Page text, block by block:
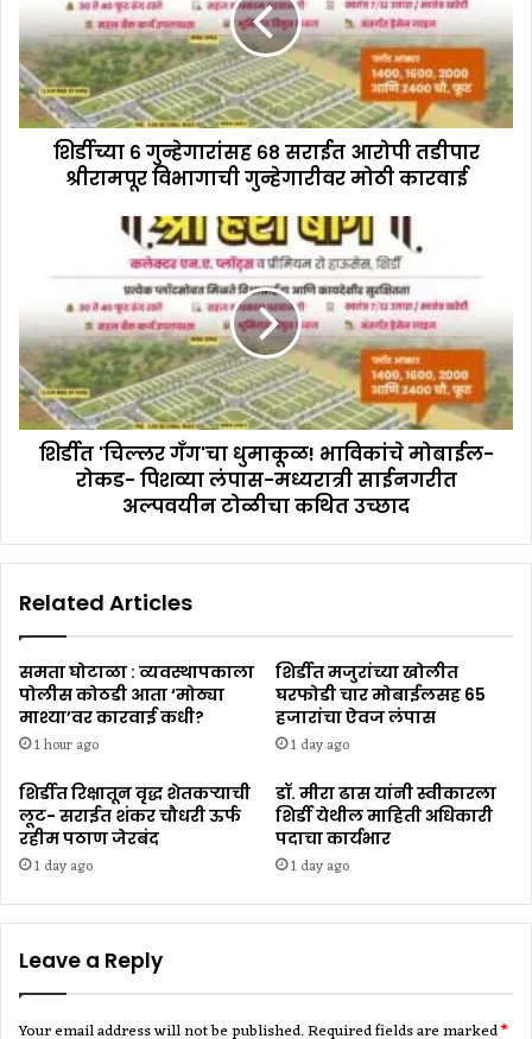
शिर्डीच्या ६ गुन्हेगारांसह ६८ सराईत आरोपी तडीपार
श्रीरामपूर विभागाची गुन्हेगारीवर मोठी कारवाई
शिर्डीत 'चिल्लर गँग'चा धुमाकूळ! भाविकांचे मोबाईल-
रोकड- पिशव्या लंपास-मध्यरात्री साईनगरीत
अल्पवयीन टोळीचा कथित उच्छाद
Related Articles
समता घोटाळा : व्यवस्थापकाला
पोलीस कोठडी आता ‘मोठ्या
माश्या’वर कारवाई कधी?
1 hour ago
शिर्डीत मजुरांच्या खोलीत
घरफोडी चार मोबाईलसह ₹65
हजारांचा ऐवज लंपास
1 day ago
शिर्डीत रिक्षातून वृद्ध शेतकऱ्याची
लूट- सराईत शंकर चौधरी ऊर्फ
रहीम पठाण जेरबंद
1 day ago
डॉ. मीरा ढास यांनी स्वीकारला
शिर्डी येथील माहिती अधिकारी
पदाचा कार्यभार
1 day ago
Leave a Reply
Your email address will not be published.Required fields are marked*